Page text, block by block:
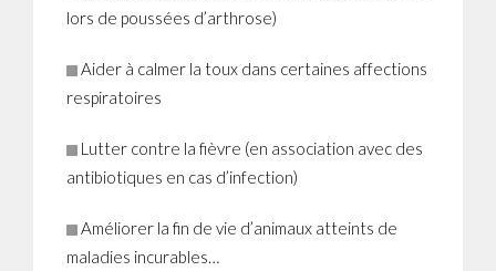
lors de poussées d’arthrose)
Aider à calmer la toux dans certaines affections
respiratoires
Lutter contre la fièvre (en association avec des
antibiotiques en cas d’infection)
Améliorer la fin de vie d’animaux atteints de
maladies incurables…